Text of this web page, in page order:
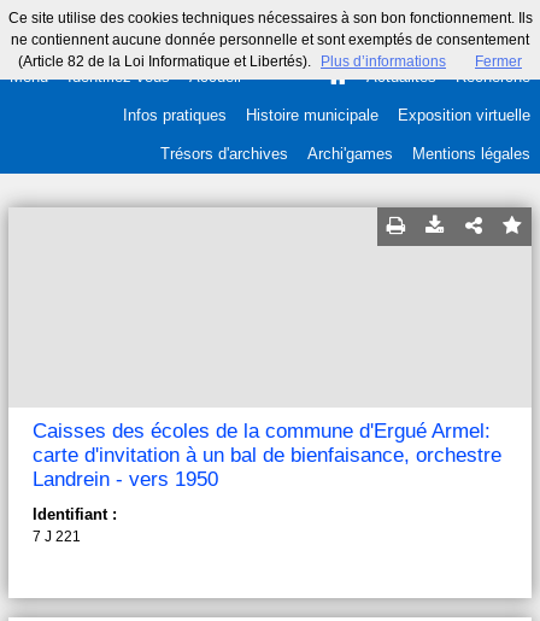
Ce site utilise des cookies techniques nécessaires à son bon fonctionnement. Ils
ne contiennent aucune donnée personnelle et sont exemptés de consentement
(Article 82 de la Loi Informatique et Libertés).
Plus d’informations Fermer
Menu Identifiez-vous Accueil Actualités Recherche
Infos pratiques Histoire municipale Exposition virtuelle
Trésors d'archives Archi'games Mentions légales
Caisses des écoles de la commune d'Ergué Armel:
carte d'invitation à un bal de bienfaisance, orchestre
Landrein - vers 1950
Identifiant :
7 J 221